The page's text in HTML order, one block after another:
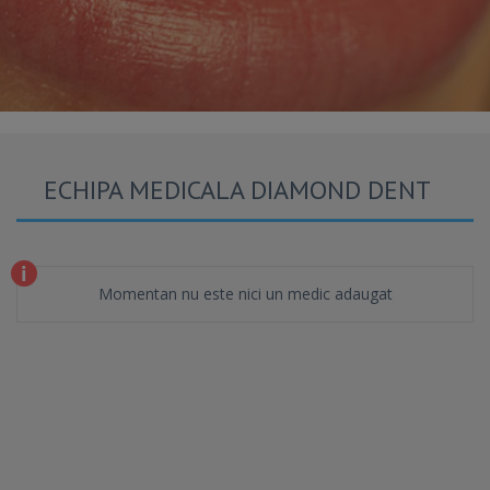
ECHIPA MEDICALA DIAMOND DENT
Momentan nu este nici un medic adaugat